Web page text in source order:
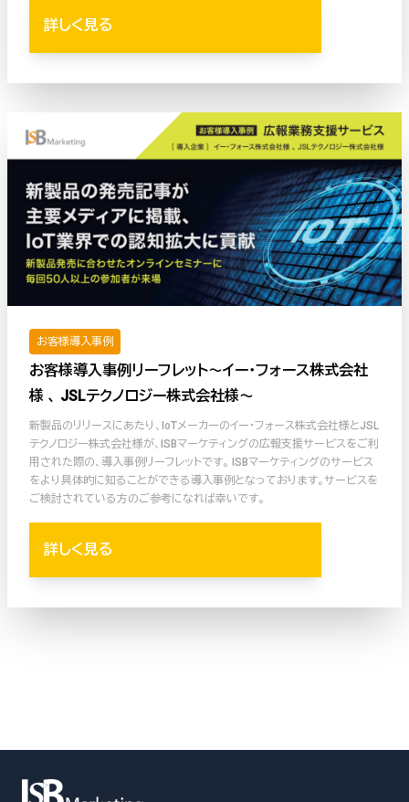
詳しく見る
お客様導入事例
お客様導入事例リーフレット〜イー・フォース株式会社
様 、 JSLテクノロジー株式会社様〜
新製品のリリースにあたり、IoTメーカーのイー・フォース株式会社様とJSL
テクノロジー株式会社様が、ISBマーケティングの広報支援サービスをご利
用された際の、導入事例リーフレットです。 ISBマーケティングのサービス
をより具体的に知ることができる導入事例となっております。サービスを
ご検討されている方のご参考になれば幸いです。
詳しく見る